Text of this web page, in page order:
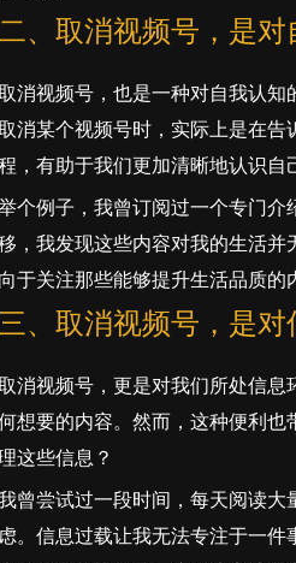
、取消视频号，是
消视频号，也是一种对自我认
消某个视频号时，实际上是在告
，有助于我们更加清晰地认识自
个例子，我曾订阅过一个专门
，我发现这些内容对我的生活
向于关注那些能够提升生活品质的
、取消视频号，是
消视频号，更是对我们所处信
想要的内容。然而，这种便利
这些信息？
曾尝试过一段时间，每天阅读
虑。信息过载让我无法专注于一